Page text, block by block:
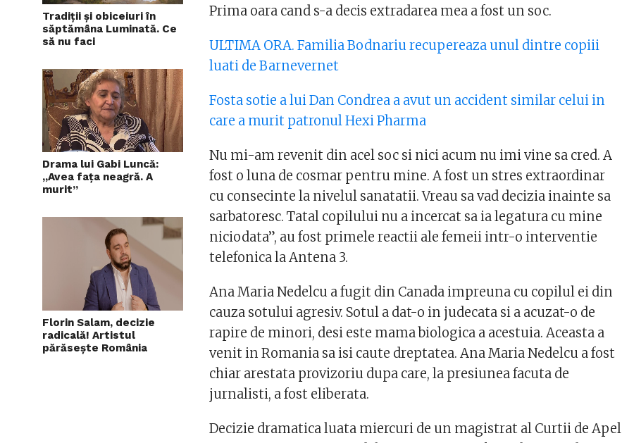
Tradiții și obiceiuri în
săptămâna Luminată. Ce
să nu faci
Drama lui Gabi Luncă:
„Avea faţa neagră. A
murit”
Florin Salam, decizie
radicală! Artistul
părăsește România
Prima oara cand s-a decis extradarea mea a fost un soc.
ULTIMA ORA. Familia Bodnariu recupereaza unul dintre copiii
luati de Barnevernet
Fosta sotie a lui Dan Condrea a avut un accident similar celui in
care a murit patronul Hexi Pharma
Nu mi-am revenit din acel soc si nici acum nu imi vine sa cred. A
fost o luna de cosmar pentru mine. A fost un stres extraordinar
cu consecinte la nivelul sanatatii. Vreau sa vad decizia inainte sa
sarbatoresc. Tatal copilului nu a incercat sa ia legatura cu mine
niciodata”, au fost primele reactii ale femeii intr-o interventie
telefonica la Antena 3.
Ana Maria Nedelcu a fugit din Canada impreuna cu copilul ei din
cauza sotului agresiv. Sotul a dat-o in judecata si a acuzat-o de
rapire de minori, desi este mama biologica a acestuia. Aceasta a
venit in Romania sa isi caute dreptatea. Ana Maria Nedelcu a fost
chiar arestata provizoriu dupa care, la presiunea facuta de
jurnalisti, a fost eliberata.
Decizie dramatica luata miercuri de un magistrat al Curtii de Apel